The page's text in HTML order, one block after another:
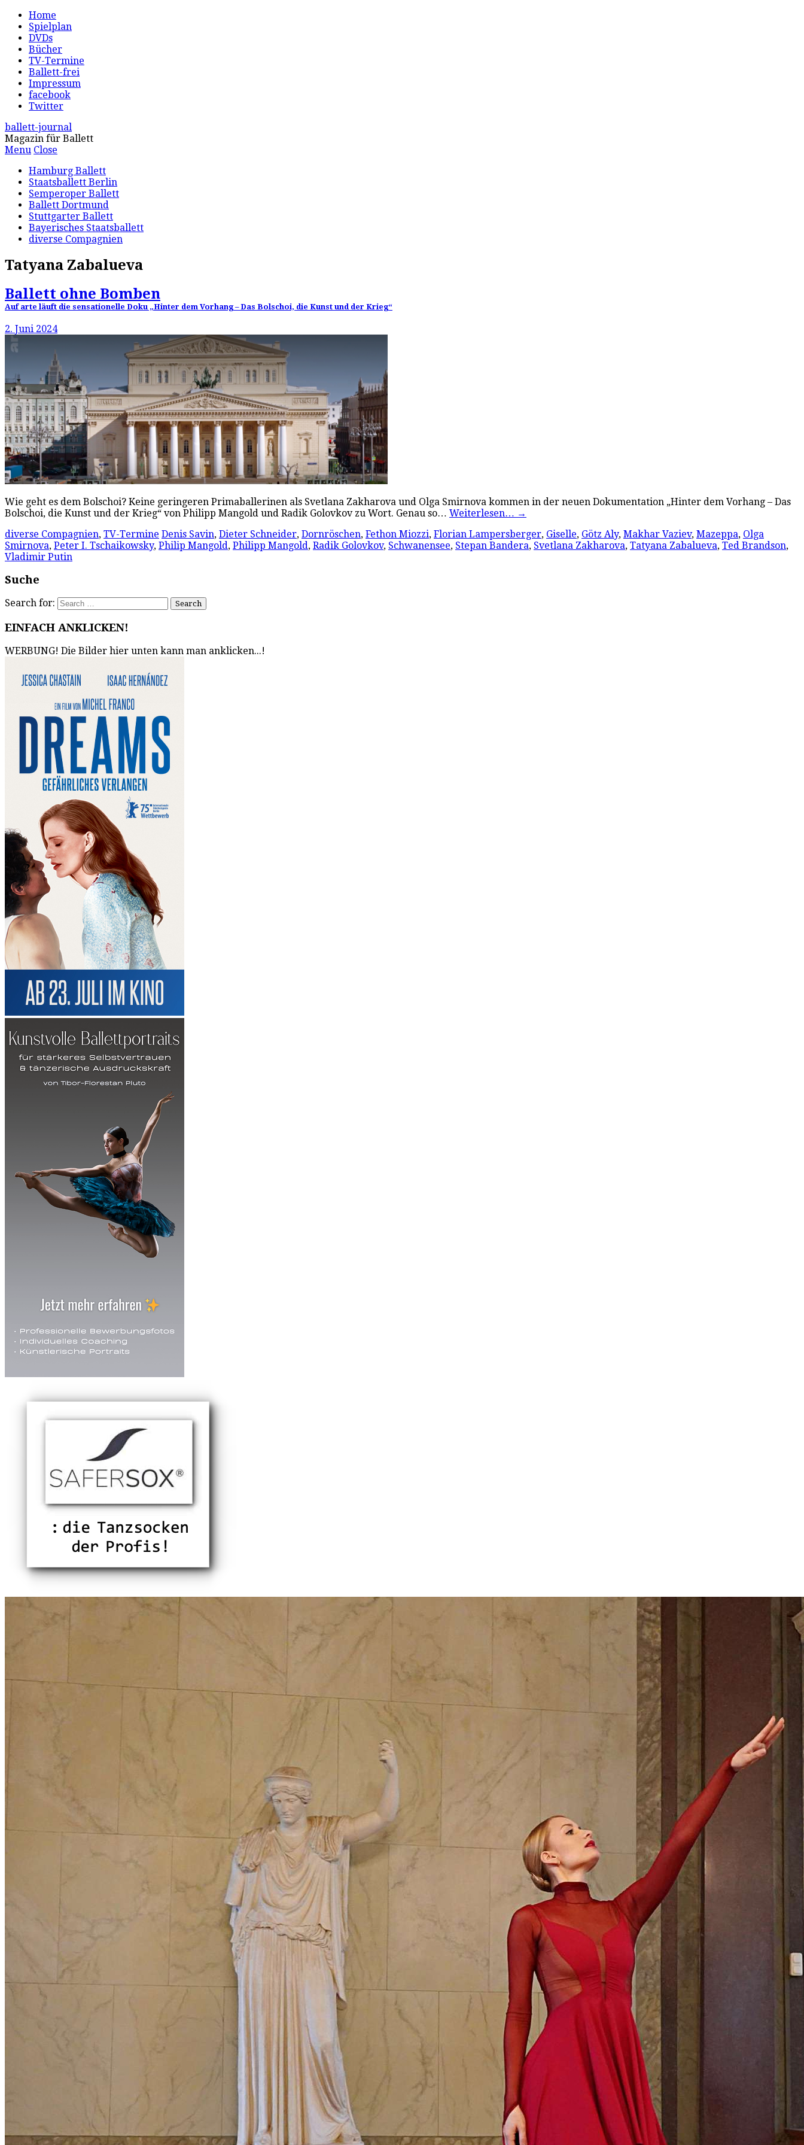
Home
Spielplan
DVDs
Bücher
TV-Termine
Ballett-frei
Impressum
facebook
Twitter
ballett-journal
Magazin für Ballett
Menu Close
Hamburg Ballett
Staatsballett Berlin
Semperoper Ballett
Ballett Dortmund
Stuttgarter Ballett
Bayerisches Staatsballett
diverse Compagnien
Tatyana Zabalueva
Ballett ohne Bomben
Auf arte läuft die sensationelle Doku „Hinter dem Vorhang – Das Bolschoi, die Kunst und der Krieg“
2. Juni 2024
Wie geht es dem Bolschoi? Keine geringeren Primaballerinen als Svetlana Zakharova und Olga Smirnova kommen in der neuen Dokumentation „Hinter dem Vorhang – Das
Bolschoi, die Kunst und der Krieg“ von Philipp Mangold und Radik Golovkov zu Wort. Genau so… Weiterlesen… →
diverse Compagnien, TV-Termine Denis Savin, Dieter Schneider, Dornröschen, Fethon Miozzi, Florian Lampersberger, Giselle, Götz Aly, Makhar Vaziev, Mazeppa, Olga
Smirnova, Peter I. Tschaikowsky, Philip Mangold, Philipp Mangold, Radik Golovkov, Schwanensee, Stepan Bandera, Svetlana Zakharova, Tatyana Zabalueva, Ted Brandson,
Vladimir Putin
Suche
Search for:
EINFACH ANKLICKEN!
WERBUNG! Die Bilder hier unten kann man anklicken...!